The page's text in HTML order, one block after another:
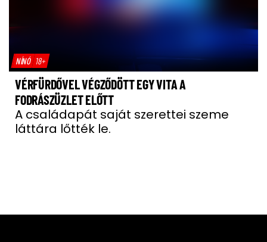
NÍNÓ 18+
VÉRFÜRDŐVEL VÉGZŐDÖTT EGY VITA A
FODRÁSZÜZLET ELŐTT
A családapát saját szerettei szeme
láttára lőtték le.